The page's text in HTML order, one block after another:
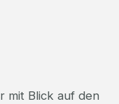
mit Blick auf den